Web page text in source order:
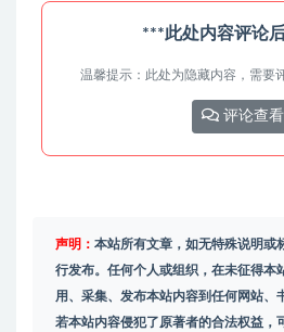
***此处内容评论
温馨提示：此处为隐藏内容，需要
评论查看
声明： 本站所有文章，如无特殊说明或
行发布。任何个人或组织，在未征得本
用、采集、发布本站内容到任何网站、
若本站内容侵犯了原著者的合法权益，